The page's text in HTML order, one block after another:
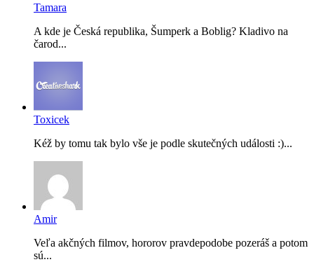
Tamara
A kde je Česká republika, Šumperk a Boblig? Kladivo na
čarod...
Toxicek
Kéž by tomu tak bylo vše je podle skutečných události :)...
Amir
Veľa akčných filmov, hororov pravdepodobe pozeráš a potom
sú...